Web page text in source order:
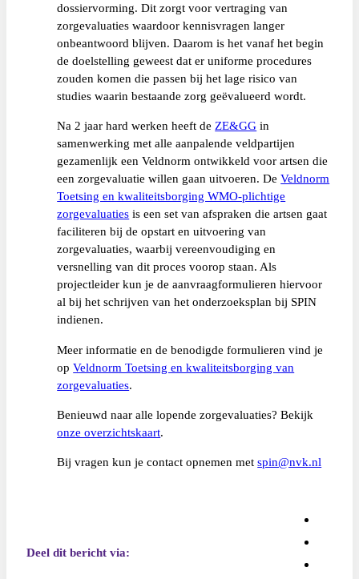
dossiervorming. Dit zorgt voor vertraging van
zorgevaluaties waardoor kennisvragen langer
onbeantwoord blijven. Daarom is het vanaf het begin
de doelstelling geweest dat er uniforme procedures
zouden komen die passen bij het lage risico van
studies waarin bestaande zorg geëvalueerd wordt.
Na 2 jaar hard werken heeft de ZE&GG in
samenwerking met alle aanpalende veldpartijen
gezamenlijk een Veldnorm ontwikkeld voor artsen die
een zorgevaluatie willen gaan uitvoeren. DeVeldnorm
Toetsing en kwaliteitsborging WMO-plichtige
zorgevaluaties is een set van afspraken die artsen gaat
faciliteren bij de opstart en uitvoering van
zorgevaluaties, waarbij vereenvoudiging en
versnelling van dit proces voorop staan. Als
projectleider kun je de aanvraagformulieren hiervoor
al bij het schrijven van het onderzoeksplan bij SPIN
indienen.
Meer informatie en de benodigde formulieren vind je
opVeldnorm Toetsing en kwaliteitsborging van
zorgevaluaties.
Benieuwd naar alle lopende zorgevaluaties? Bekijk
onze overzichtskaart.
Bij vragen kun je contact opnemen metspin@nvk.nl
Deel dit bericht via: